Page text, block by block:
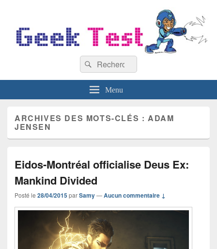
Recherche :
Rechercher
Menu
ARCHIVES DES MOTS-CLÉS :ADAM
JENSEN
Eidos-Montréal officialise Deus Ex:
Mankind Divided
Posté le 28/04/2015parSamy—Aucun commentaire ↓